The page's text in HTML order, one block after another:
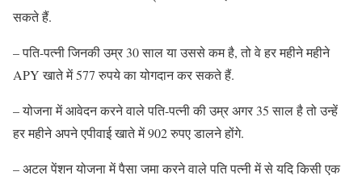
सकते हैं.
– पति-पत्नी जिनकी उम्र 30 साल या उससे कम है, तो वे हर महीने महीने
APY खाते में 577 रुपये का योगदान कर सकते हैं.
– योजना में आवेदन करने वाले पति-पत्नी की उम्र अगर 35 साल है तो उन्हें
हर महीने अपने एपीवाई खाते में 902 रुपए डालने होंगे.
– अटल पेंशन योजना में पैसा जमा करने वाले पति पत्नी में से यदि किसी एक